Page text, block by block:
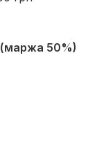
(маржа 50%)